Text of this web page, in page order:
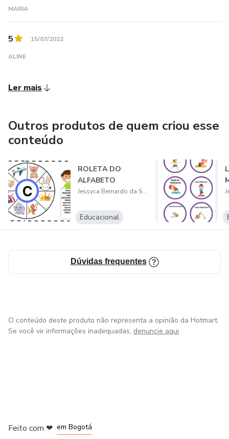
MARIA
5 15/07/2022
ALINE
Ler mais
Outros produtos de quem criou esse
conteúdo
ROLETA DO
ALFABETO
Jessyca Bernardo da Silva Santos
Educacional
Dúvidas frequentes
O conteúdo deste produto não representa a opinião da Hotmart.
Se você vir informações inadequadas, denuncie aqui
Feito com ❤ em Bogotá